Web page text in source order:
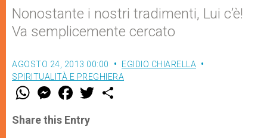
Nonostante i nostri tradimenti, Lui c’è!
Va semplicemente cercato
AGOSTO 24, 2013 00:00
EGIDIO CHIARELLA
SPIRITUALITÀ E PREGHIERA
W
t
s
M
e
s
e
F
a
e
b
w
Share this Entry